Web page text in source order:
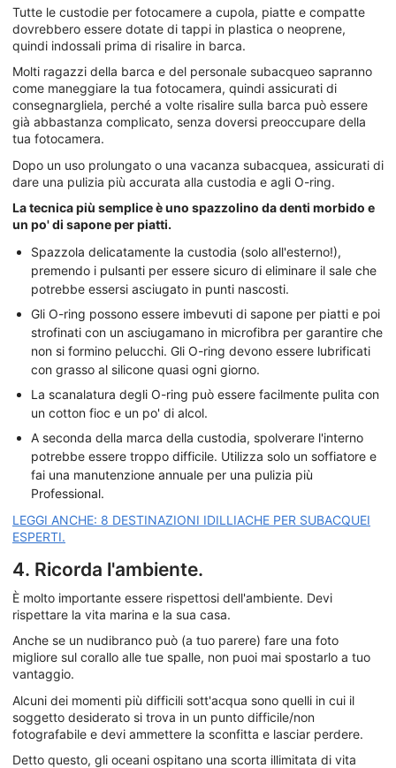
Tutte le custodie per fotocamere a cupola, piatte e compatte
dovrebbero essere dotate di tappi in plastica o neoprene,
quindi indossali prima di risalire in barca.
Molti ragazzi della barca e del personale subacqueo sapranno
come maneggiare la tua fotocamera, quindi assicurati di
consegnargliela, perché a volte risalire sulla barca può essere
già abbastanza complicato, senza doversi preoccupare della
tua fotocamera.
Dopo un uso prolungato o una vacanza subacquea, assicurati di
dare una pulizia più accurata alla custodia e agli O-ring.
La tecnica più semplice è uno spazzolino da denti morbido e
un po' di sapone per piatti.
Spazzola delicatamente la custodia (solo all'esterno!),
premendo i pulsanti per essere sicuro di eliminare il sale che
potrebbe essersi asciugato in punti nascosti.
Gli O-ring possono essere imbevuti di sapone per piatti e poi
strofinati con un asciugamano in microfibra per garantire che
non si formino pelucchi. Gli O-ring devono essere lubrificati
con grasso al silicone quasi ogni giorno.
La scanalatura degli O-ring può essere facilmente pulita con
un cotton fioc e un po' di alcol.
A seconda della marca della custodia, spolverare l'interno
potrebbe essere troppo difficile. Utilizza solo un soffiatore e
fai una manutenzione annuale per una pulizia più
Professional.
LEGGI ANCHE: 8 DESTINAZIONI IDILLIACHE PER SUBACQUEI
ESPERTI.
4. Ricorda l'ambiente.
È molto importante essere rispettosi dell'ambiente. Devi
rispettare la vita marina e la sua casa.
Anche se un nudibranco può (a tuo parere) fare una foto
migliore sul corallo alle tue spalle, non puoi mai spostarlo a tuo
vantaggio.
Alcuni dei momenti più difficili sott'acqua sono quelli in cui il
soggetto desiderato si trova in un punto difficile/non
fotografabile e devi ammettere la sconfitta e lasciar perdere.
Detto questo, gli oceani ospitano una scorta illimitata di vita